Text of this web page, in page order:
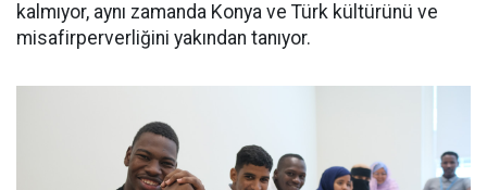
kalmıyor, aynı zamanda Konya ve Türk kültürünü ve
misafirperverliğini yakından tanıyor.